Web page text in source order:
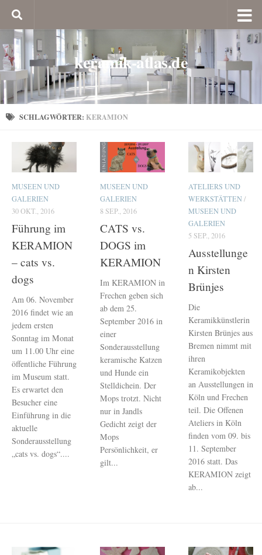
keramik-atlas.de
SCHLAGWÖRTER: KERAMION
MUSEEN UND
GALERIEN
30 OKT., 2016
Führung im
KERAMION
– cats vs.
dogs
Am 06. November
2016 findet wie an
jedem ersten
Sonntag im Monat
um 11.00 Uhr eine
öffentliche Führung
im Museum statt.
Es erwartet den
Besucher eine
Einführung in die
aktuelle
Sonderausstellung
„cats vs. dogs“....
MUSEEN UND
GALERIEN
8 SEP., 2016
CATS vs.
DOGS im
KERAMION
Im KERAMION in
Frechen geben sich
ab dem 25.
September 2016 in
einer
Sonderausstellung
keramische Katzen
und Hunde ein
Stelldichein. Der
Mops trotzt. Nicht
nur in Jandls
Gedicht zeigt der
Mops
Persönlichkeit, er
gilt...
ATELIERS UND
WERKSTÄTTEN/
MUSEEN UND
GALERIEN
5 SEP., 2016
Ausstellunge
n Kirsten
Brünjes
Die
Keramikkünstlerin
Kirsten Brünjes aus
Bremen nimmt mit
ihren
Keramikobjekten
an Ausstellungen in
Köln und Frechen
teil. Die Offenen
Ateliers in Köln
finden vom 09. bis
11. September
2016 statt. Das
KERAMION zeigt
ab...